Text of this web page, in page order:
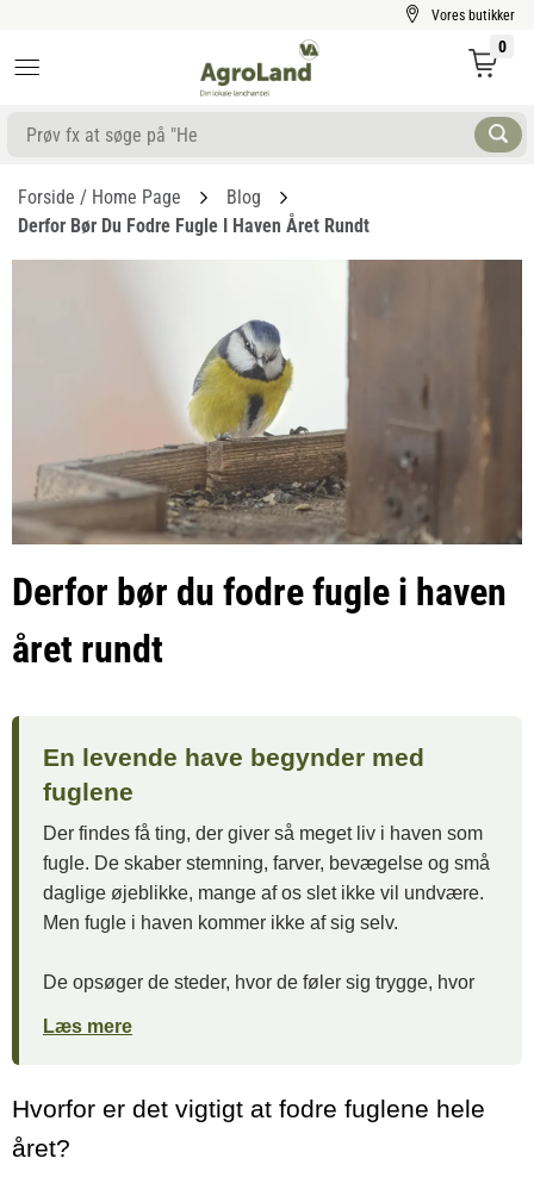
Vores butikker
0
Forside / Home Page
Blog
Derfor Bør Du Fodre Fugle I Haven Året Rundt
Derfor bør du fodre fugle i haven
året rundt
En levende have begynder med
fuglene
Der findes få ting, der giver så meget liv i haven som
fugle. De skaber stemning, farver, bevægelse og små
daglige øjeblikke, mange af os slet ikke vil undvære.
Men fugle i haven kommer ikke af sig selv.
De opsøger de steder, hvor de føler sig trygge, hvor
de kan stole på.
I mange år har der været en udbredt misforståelse om,
langt mere om, hvordan vildtfugle lever. Og
Læs mere
Hvorfor er det vigtigt at fodre fuglene hele
året?